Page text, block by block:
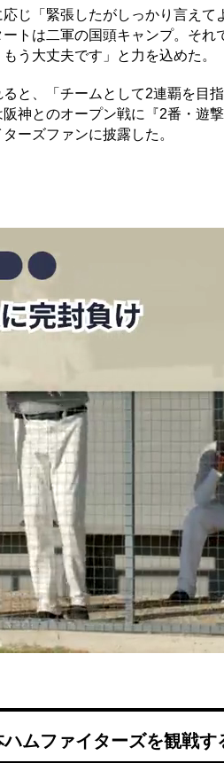
じ「緊張したがしっかり言え
トは二軍の国頭キャンプ。そ
う大丈夫です」と力を込めた。
と、「チームとして2連覇を目
神とのオープン戦に『2番・遊
ーズファンに披露した。
ハムファイターズを観戦